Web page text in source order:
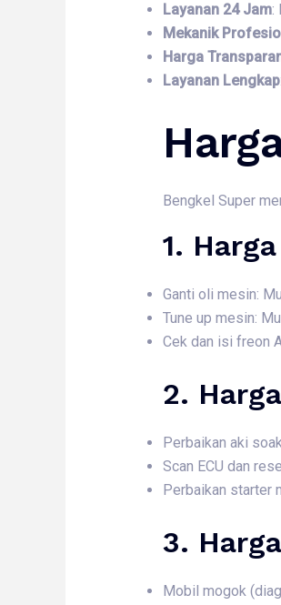
Layanan 24 Jam:
Mekanik
Harga
Layanan Lengkap
Bengkel Super
1. Harga
Ganti oli mesin:
Tune up mesin:
Cek dan isi freon
2. Harga
Perbaikan aki
Scan ECU dan
Perbaikan starter
3. Harga
Mobil mogok